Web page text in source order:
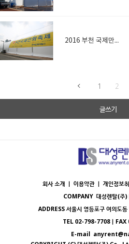
2016 부천 국제만화축제
1 2
글쓰기
회사 소개 ｜ 이용약관 ｜ 개인정보
COMPANY대성렌탈(주)
ADDRESS서울시 영등포구 여의도
TEL 02-798-7708｜ FAX
E-mail